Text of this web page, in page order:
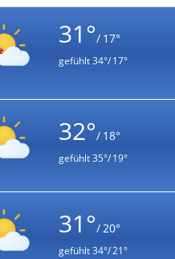
31°/ 17°
gefühlt34°/ 17°
32°/ 18°
gefühlt35°/ 19°
31°/ 20°
gefühlt34°/ 21°